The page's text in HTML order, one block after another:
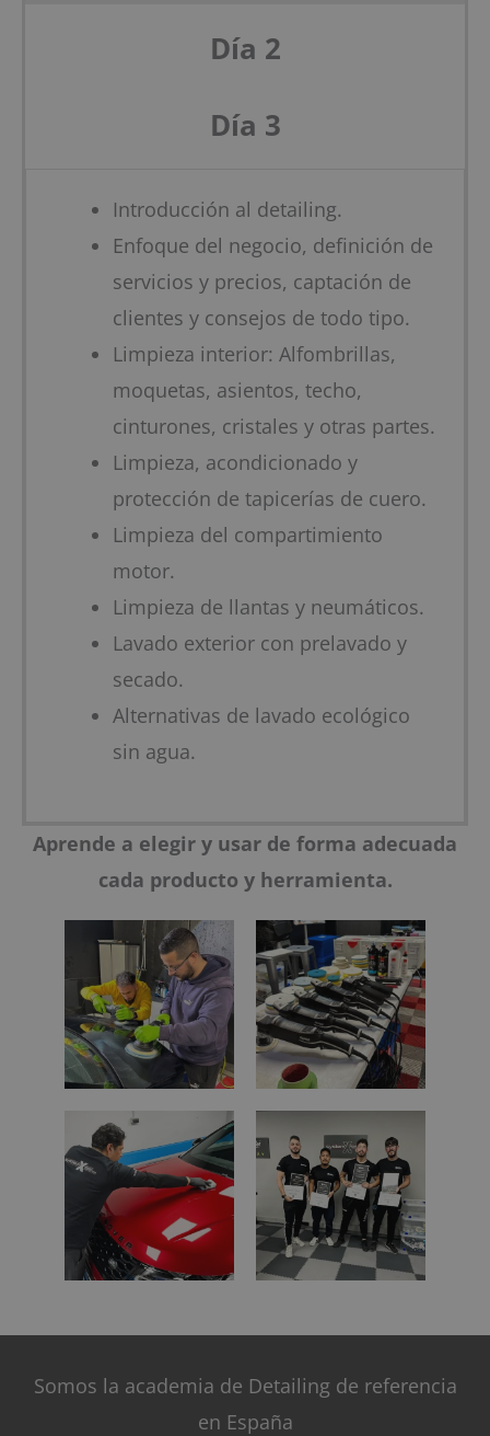
Día 2
Día 3
Introducción al detailing.
Enfoque del negocio, definición de
servicios y precios, captación de
clientes y consejos de todo tipo.
Limpieza interior: Alfombrillas,
moquetas, asientos, techo,
cinturones, cristales y otras partes.
Limpieza, acondicionado y
protección de tapicerías de cuero.
Limpieza del compartimiento
motor.
Limpieza de llantas y neumáticos.
Lavado exterior con prelavado y
secado.
Alternativas de lavado ecológico
sin agua.
Aprende a elegir y usar de forma adecuada
cada producto y herramienta.
Somos la academia de Detailing de referencia
en España